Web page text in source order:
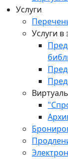
Услуги
Услуги